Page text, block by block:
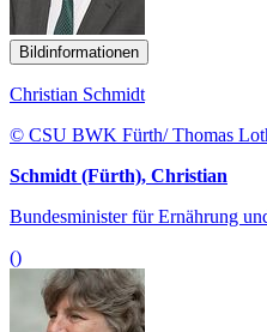
Bildinformationen
Christian Schmidt
© CSU BWK Fürth/ Thomas
Schmidt (Fürth), Christian
Bundesminister für Ernährung
()